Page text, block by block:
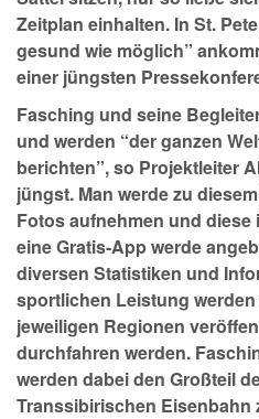
Zeitplan einhalten. In St.
gesund wie möglich”
einer jüngsten
Fasching und seine
und werden “der ganzen
berichten”, so Projektleiter
jüngst. Man werde zu
Fotos aufnehmen und
eine Gratis-App werde
diversen Statistiken und
sportlichen Leistung
jeweiligen Regionen
durchfahren werden.
werden dabei den Großteil
Transsibirischen Eisenbahn